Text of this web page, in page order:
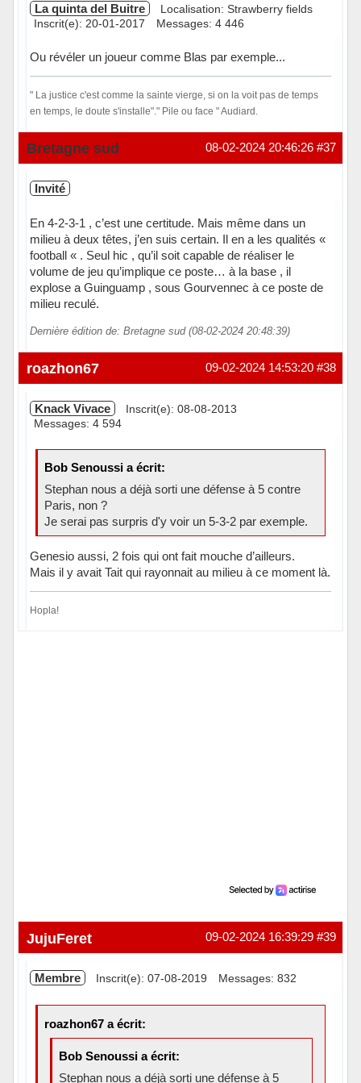
La quinta del Buitre
Localisation: Strawberry fields
Inscrit(e): 20-01-2017
Messages: 4 446
Ou révéler un joueur comme Blas par exemple...
" La justice c'est comme la sainte vierge, si on la voit pas de temps
en temps, le doute s'installe"." Pile ou face " Audiard.
Hors ligne #37
08-02-2024 20:46:26
Bretagne sud
Invité
En 4-2-3-1 , c’est une certitude. Mais même dans un
milieu à deux têtes, j’en suis certain. Il en a les qualités «
football « . Seul hic , qu’il soit capable de réaliser le
volume de jeu qu’implique ce poste… à la base , il
explose a Guinguamp , sous Gourvennec à ce poste de
milieu reculé.
Dernière édition de: Bretagne sud (08-02-2024 20:48:39)
#38
09-02-2024 14:53:20
roazhon67
Knack Vivace
Inscrit(e): 08-08-2013
Messages: 4 594
Bob Senoussi a écrit:
Stephan nous a déjà sorti une défense à 5 contre
Paris, non ?
Je serai pas surpris d'y voir un 5-3-2 par exemple.
Genesio aussi, 2 fois qui ont fait mouche d’ailleurs.
Mais il y avait Tait qui rayonnait au milieu à ce moment là.
Hopla!
#39
09-02-2024 16:39:29
JujuFeret
Membre Inscrit(e): 07-08-2019 Messages: 832
roazhon67 a écrit:
Bob Senoussi a écrit:
Stephan nous a déjà sorti une défense à 5